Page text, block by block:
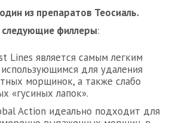
из препаратов Теосиаль.
филлеры:
Lines является самым легким
для удаления
морщинок, а также слабо
«гусиных лапок».
Action идеально подходит для